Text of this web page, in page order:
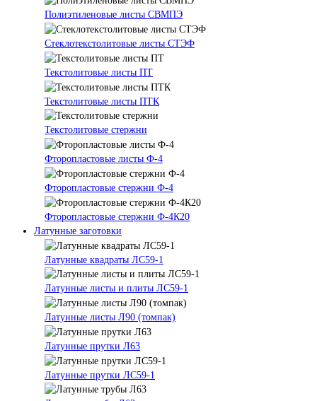
Полиэтиленовые листы СВМПЭ
Стеклотекстолитовые листы СТЭФ
Текстолитовые листы ПТ
Текстолитовые листы ПТК
Текстолитовые стержни
Фторопластовые листы Ф-4
Фторопластовые стержни Ф-4
Фторопластовые стержни Ф-4К20
Латунные заготовки
Латунные квадраты ЛС59-1
Латунные листы и плиты ЛС59-1
Латунные листы Л90 (томпак)
Латунные прутки Л63
Латунные прутки ЛС59-1